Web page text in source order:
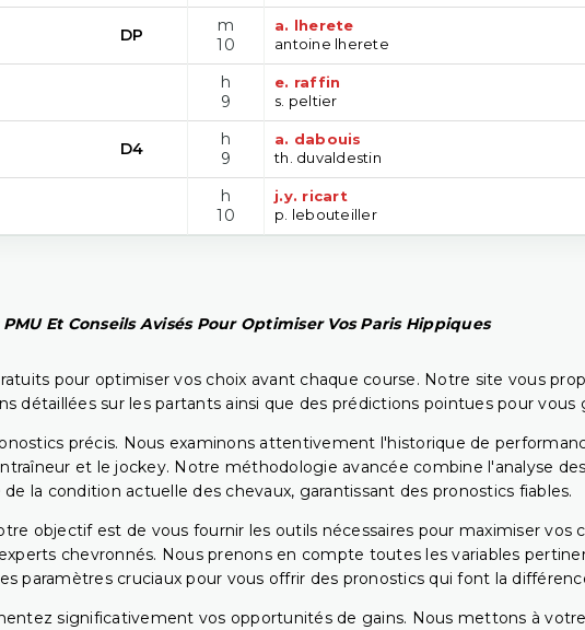
DP
m
10
a. lherete
antoine lherete
h
9
e. raffin
s. peltier
D4
h
9
a. dabouis
th. duvaldestin
h
10
j.y. ricart
p. lebouteiller
Et Conseils Avisés Pour Optimiser Vos Paris Hippiques
pour optimiser vos choix avant chaque course. Notre site vous
détaillées sur les partants ainsi que des prédictions pointues pour vous
précis. Nous examinons attentivement l'historique de
et le jockey. Notre méthodologie avancée combine l'analyse
la condition actuelle des chevaux, garantissant des pronostics fiables.
objectif est de vous fournir les outils nécessaires pour maximiser vos
chevronnés. Nous prenons en compte toutes les variables
paramètres cruciaux pour vous offrir des pronostics qui font la
significativement vos opportunités de gains. Nous mettons à